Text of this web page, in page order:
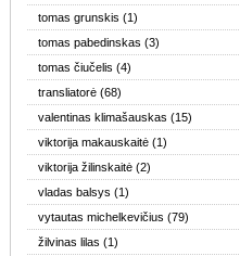
tomas grunskis (1)
tomas pabedinskas (3)
tomas čiučelis (4)
transliatorė (68)
valentinas klimašauskas (15)
viktorija makauskaitė (1)
viktorija žilinskaitė (2)
vladas balsys (1)
vytautas michelkevičius (79)
žilvinas lilas (1)